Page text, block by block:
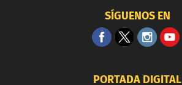
SÍGUENOS EN
PORTADA DIGITAL